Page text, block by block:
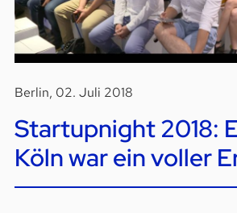
Berlin, 02. Juli 2018
Startupnight 2018:
Köln war ein voller